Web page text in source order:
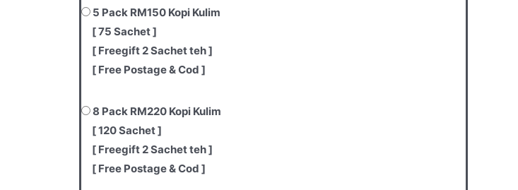
5 Pack RM150 Kopi Kulim
[ 75 Sachet ]
[ Freegift 2 Sachet teh ]
[ Free Postage & Cod ]
8 Pack RM220 Kopi Kulim
[ 120 Sachet ]
[ Freegift 2 Sachet teh ]
[ Free Postage & Cod ]